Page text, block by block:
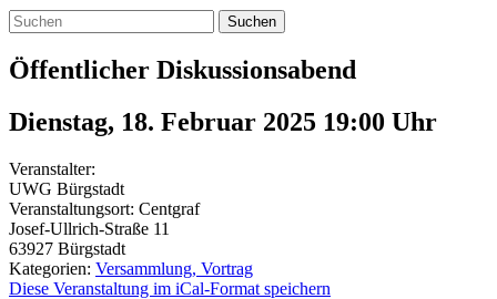
Suchen
Öffentlicher Diskussionsabend
Dienstag, 18. Februar 2025 19:00 Uhr
Veranstalter:
UWG Bürgstadt
Veranstaltungsort: Centgraf
Josef-Ullrich-Straße 11
63927 Bürgstadt
Kategorien: Versammlung, Vortrag
Diese Veranstaltung im iCal-Format speichern